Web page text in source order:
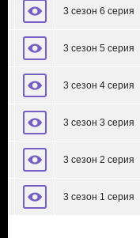
3 сезон 6 серия
3 сезон 5 серия
3 сезон 4 серия
3 сезон 3 серия
3 сезон 2 серия
3 сезон 1 серия